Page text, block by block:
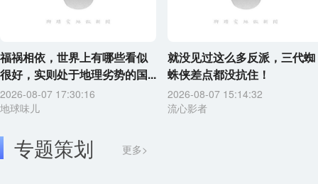
福祸相依，世界上有哪些看似
很好，实则处于地理劣势的国...
2026-08-07 17:30:16
地球味儿
就没见过这么多反派，三代蜘
蛛侠差点都没抗住！
2026-08-07 15:14:32
流心影者
专题策划 更多>